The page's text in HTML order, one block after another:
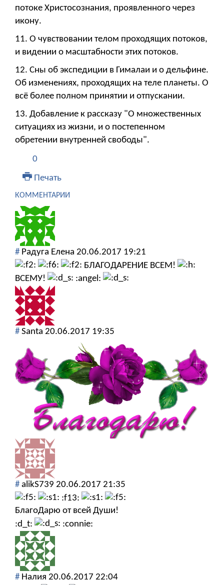
потоке Христосознания, проявленного через
икону.
11. О чувствовании телом проходящих потоков,
и видении о масштабности этих потоков.
12. Сны об экспедиции в Гималаи и о дельфине.
Об изменениях, проходящих на теле планеты. О
всё более полном принятии и отпускании.
13. Добавление к рассказу "О множественных
ситуациях из жизни, и о постепенном
обретении внутренней свободы".
0
Печать
КОММЕНТАРИИ
# Радуга Елена 20.06.2017 19:21
БЛАГОДАРЕНИЕ ВСЕМ!
ВСЕМУ!
:angel:
# Santa 20.06.2017 19:35
# alikS739 20.06.2017 21:35
:f13:
БлагоДарю от всей Души!
:d_t:
:connie:
# Налия 20.06.2017 22:04